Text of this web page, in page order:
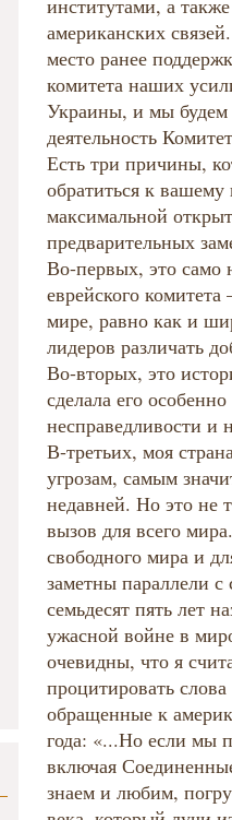
институтами, а
американских
место ранее
комитета наших
Украины, и мы будем
деятельность
Есть три причины,
обратиться к
максимальной
предварительных
Во-первых, это само
еврейского
мире, равно как и
лидеров различать
Во-вторых, это
сделала его
несправедливости
В-третьих, моя
угрозам, самым
недавней. Но это не
вызов для всего
свободного мира и
заметны параллели
семьдесят пять лет
ужасной войне в
очевидны, что я
процитировать
обращенные к
года: «...Но если мы
включая
знаем и любим,